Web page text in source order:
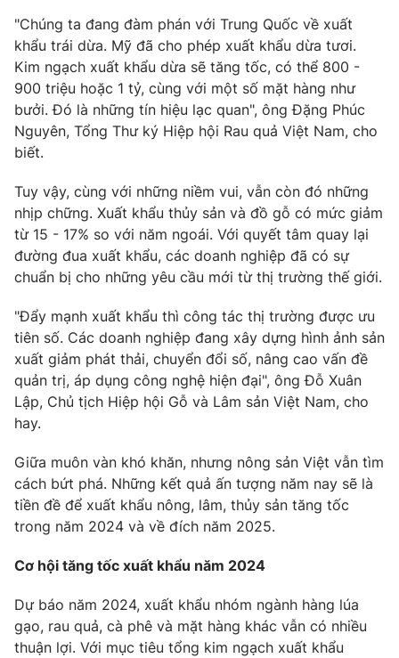
Liên hệ quảng cáo:024-7300.7108
® Cấm sao chép dưới mọi hình thức nếu không có sự chấp
thông tin từ website này.
"Chúng ta đang đàm phán với Trung Quốc về xuất
khẩu trái dừa. Mỹ đã cho phép xuất khẩu dừa tươi.
Kim ngạch xuất khẩu dừa sẽ tăng tốc, có thể 800 -
900 triệu hoặc 1 tỷ, cùng với một số mặt hàng như
bưởi. Đó là những tín hiệu lạc quan", ông Đặng Phúc
Nguyên, Tổng Thư ký Hiệp hội Rau quả Việt Nam, cho
biết.
Tuy vậy, cùng với những niềm vui, vẫn còn đó những
nhịp chững. Xuất khẩu thủy sản và đồ gỗ có mức giảm
từ 15 - 17% so với năm ngoái. Với quyết tâm quay lại
đường đua xuất khẩu, các doanh nghiệp đã có sự
chuẩn bị cho những yêu cầu mới từ thị trường thế giới.
"Đẩy mạnh xuất khẩu thì công tác thị trường được ưu
tiên số. Các doanh nghiệp đang xây dựng hình ảnh sản
xuất giảm phát thải, chuyển đổi số, nâng cao vấn đề
quản trị, áp dụng công nghệ hiện đại", ông Đỗ Xuân
Lập, Chủ tịch Hiệp hội Gỗ và Lâm sản Việt Nam, cho
hay.
Giữa muôn vàn khó khăn, nhưng nông sản Việt vẫn tìm
cách bứt phá. Những kết quả ấn tượng năm nay sẽ là
tiền đề để xuất khẩu nông, lâm, thủy sản tăng tốc
trong năm 2024 và về đích năm 2025.
Cơ hội tăng tốc xuất khẩu năm 2024
Dự báo năm 2024, xuất khẩu nhóm ngành hàng lúa
gạo, rau quả, cà phê và mặt hàng khác vẫn có nhiều
thuận lợi. Với mục tiêu tổng kim ngạch xuất khẩu